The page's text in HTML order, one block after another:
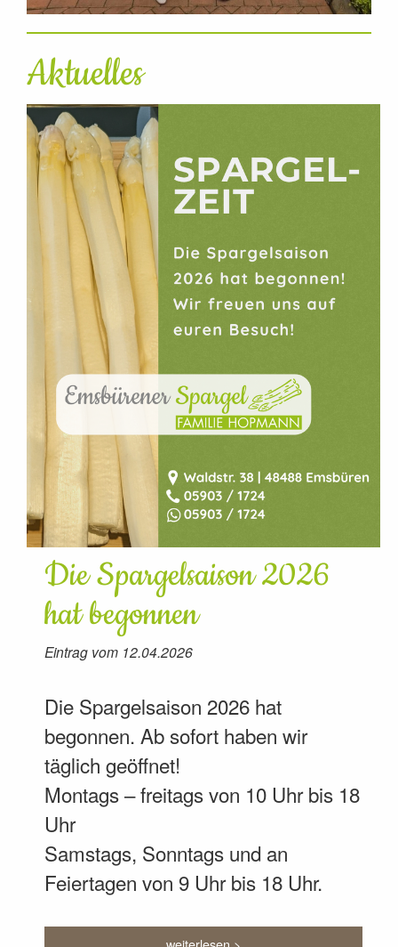
Aktuelles
Die Spargelsaison 2026
hat begonnen
Eintrag vom 12.04.2026
Die Spargelsaison 2026 hat
begonnen. Ab sofort haben wir
täglich geöffnet!
Montags – freitags von 10 Uhr bis 18
Uhr
Samstags, Sonntags und an
Feiertagen von 9 Uhr bis 18 Uhr.